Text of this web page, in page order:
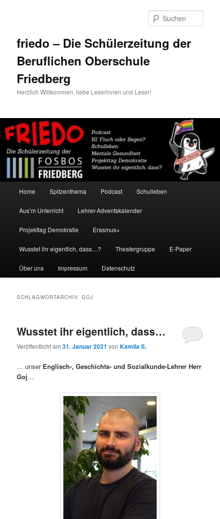
friedo – Die Schülerzeitung der
Beruflichen Oberschule
Friedberg
Herzlich Willkommen, liebe Leserinnen und Leser!
Home Spitzenthema Podcast Schulleben
Aus’m Unterricht Lehrer-Adventskalender
Projekttag Demokratie Erasmus+
Wusstet ihr eigentlich, dass…? Theatergruppe E-Paper
Über uns Impressum Datenschutz
SCHLAGWORTARCHIV:GOJ
Wusstet ihr eigentlich, dass…
Veröffentlicht am31. Januar 2021 vonKamila S.
… unser Englisch-, Geschichts- und Sozialkunde-Lehrer Herr
Goj…